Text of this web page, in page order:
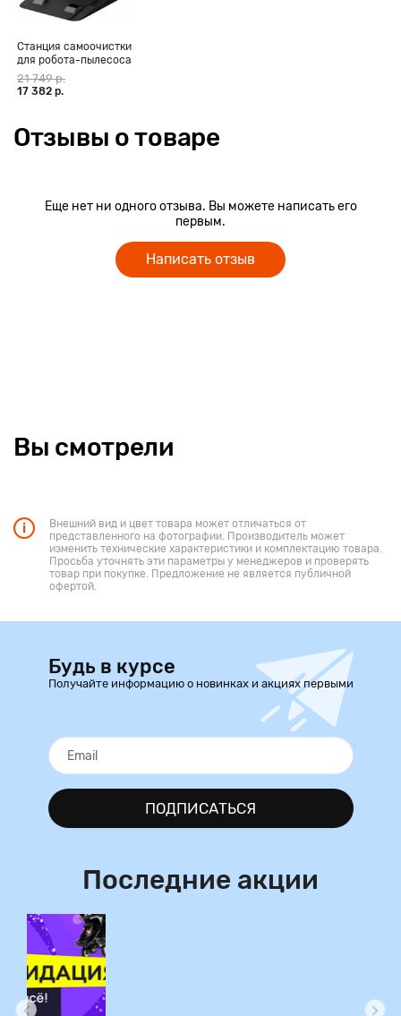
Станция самоочистки
для робота-пылесоса
Xiaomi Mi Robot
Vacuum-Mop 2 Ultra
21 749 р.
17 382 р.
Отзывы о товаре
Еще нет ни одного отзыва. Вы можете написать его
первым.
Написать отзыв
Вы смотрели
Внешний вид и цвет товара может отличаться от
представленного на фотографии. Производитель может
изменить технические характеристики и комплектацию товара.
Просьба уточнять эти параметры у менеджеров и проверять
товар при покупке. Предложение не является публичной
офертой.
Будь в курсе
Получайте информацию о новинках и акциях первыми
ПОДПИСАТЬСЯ
Последние акции